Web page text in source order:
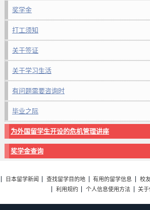
奖学金
打工须知
关于签证
关于学习生活
有问题需要咨询时
毕业之际
为外国留学生开设的危机管理讲座
奖学金查询
日本留学新闻 查找留学目的地 有用的留学信息 校
利用规约
个人信息使用方法 关